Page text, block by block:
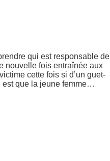
qui est responsable de
nouvelle fois entraînée aux
cette fois si d’un guet-
est que la jeune femme…